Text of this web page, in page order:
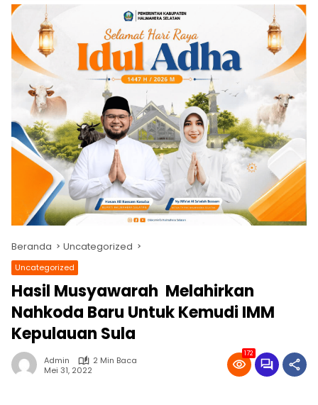
Beranda Uncategorized
Uncategorized
Hasil Musyawarah Melahirkan
Nahkoda Baru Untuk Kemudi IMM
Kepulauan Sula
Admin
2 Min Baca
Mei 31, 2022
172